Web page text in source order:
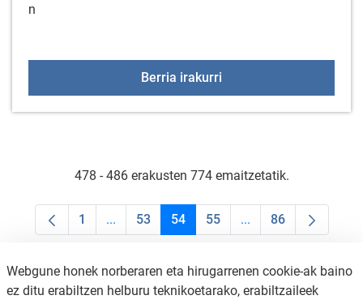
n
Berria irakurri
478 - 486 erakusten 774 emaitzetatik.
Orrialdea
1 ...Intermediate Pages Use TAB to navigate.
Orrialdea
53 Orrialdea
54 Orrialdea
55 ...Intermediate Pages
Orrialdea
86
Webgune honek norberaren eta hirugarrenen cookie-ak baino
ez ditu erabiltzen helburu teknikoetarako, erabiltzaileek